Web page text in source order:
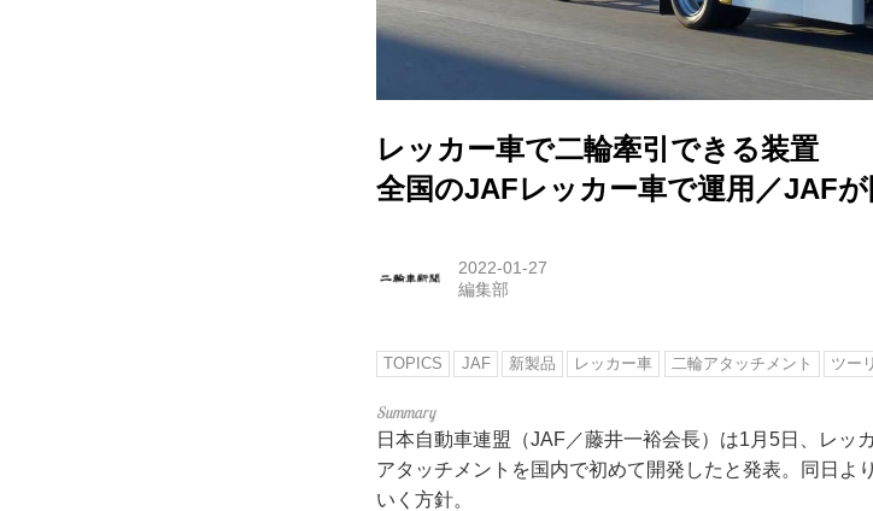
レッカー車で二輪牽引できる装置
全国のJAFレッカー車で運用／JAF
2022-01-27
編集部
TOPICS JAF 新製品 レッカー車 二輪アタッチメント ツー
日本自動車連盟（JAF／藤井一裕会長）は1月5日、レッ
アタッチメントを国内で初めて開発したと発表。同日よ
いく方針。